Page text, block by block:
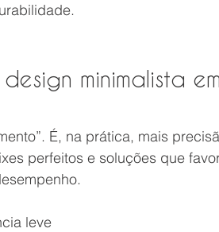
minimalista
É, na prática, mais
perfeitos e soluções que
leve